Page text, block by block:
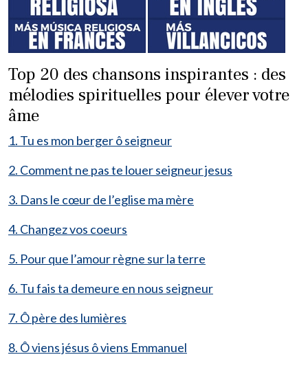
Top 20 des chansons inspirantes : des
mélodies spirituelles pour élever votre
âme
1. Tu es mon berger ô seigneur
2. Comment ne pas te louer seigneur jesus
3. Dans le cœur de l’eglise ma mère
4. Changez vos coeurs
5. Pour que l’amour règne sur la terre
6. Tu fais ta demeure en nous seigneur
7. Ô père des lumières
8. Ô viens jésus ô viens Emmanuel